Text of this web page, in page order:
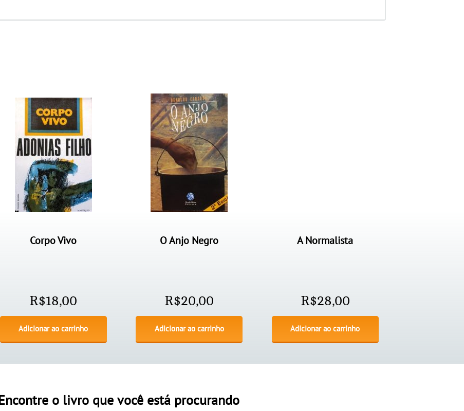
Corpo Vivo
R$18,00
Adicionar ao carrinho
O Anjo Negro
R$20,00
Adicionar ao carrinho
A Normalista
R$28,00
Adicionar ao carrinho
Encontre o livro que você está procurando